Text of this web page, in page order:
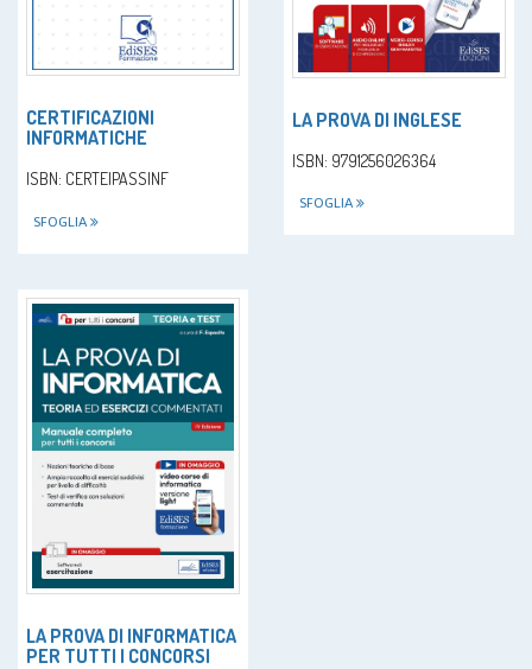
CERTIFICAZIONI
INFORMATICHE
ISBN: CERTEIPASSINF
SFOGLIA
LA PROVA DI INGLESE
ISBN: 9791256026364
SFOGLIA
LA PROVA DI INFORMATICA
PER TUTTI I CONCORSI